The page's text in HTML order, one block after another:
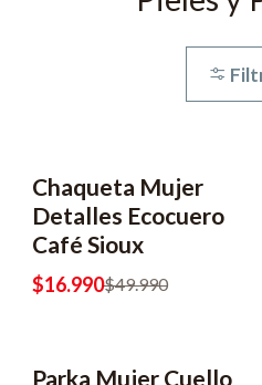
-66% OFF
Chaqueta Mujer
Detalles Ecocuero
Café Sioux
$16.990$49.990
Parka Mujer Cuello